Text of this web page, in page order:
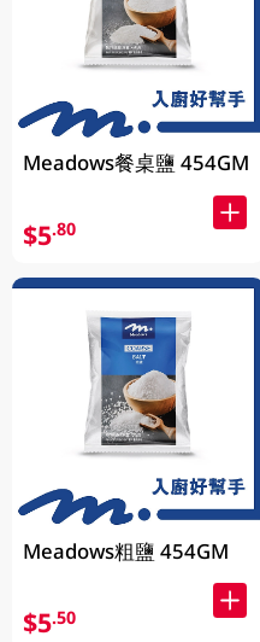
Meadows餐桌鹽 454GM
$5.80
Meadows粗鹽 454GM
$5.50